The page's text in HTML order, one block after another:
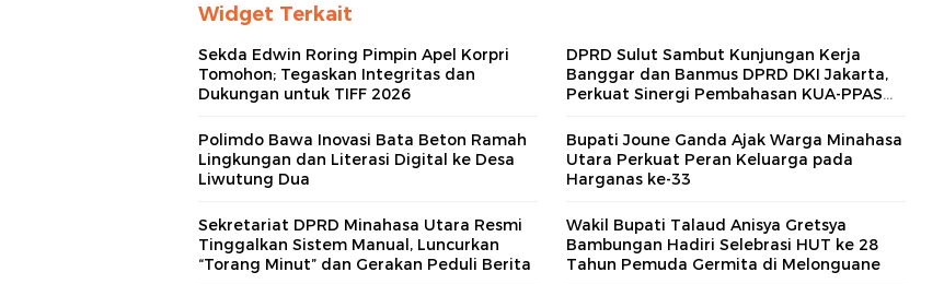
Widget Terkait
Sekda Edwin Roring Pimpin Apel Korpri
Tomohon; Tegaskan Integritas dan
Dukungan untuk TIFF 2026
DPRD Sulut Sambut Kunjungan Kerja
Banggar dan Banmus DPRD DKI Jakarta,
Perkuat Sinergi Pembahasan KUA-PPAS
Polimdo Bawa Inovasi Bata Beton Ramah
Lingkungan dan Literasi Digital ke Desa
Liwutung Dua
Bupati Joune Ganda Ajak Warga Minahasa
Utara Perkuat Peran Keluarga pada
Harganas ke-33
Sekretariat DPRD Minahasa Utara Resmi
Tinggalkan Sistem Manual, Luncurkan
“Torang Minut” dan Gerakan Peduli Berita
Wakil Bupati Talaud Anisya Gretsya
Bambungan Hadiri Selebrasi HUT ke 28
Tahun Pemuda Germita di Melonguane